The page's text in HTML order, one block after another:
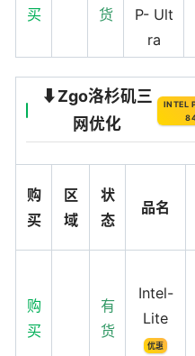
买
货
P- Ult
ra
⬇️Zgo洛杉矶三
网优化
INTEL
购
买
区
域
状
态
品名
购
买
有
货
Intel-
Lite
优惠